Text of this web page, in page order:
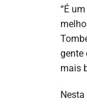
“É
gente
mais